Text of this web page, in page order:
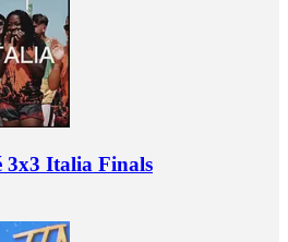
3x3 Italia Finals